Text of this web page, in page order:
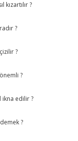
kızartılır ?
?
?
?
ikna edilir ?
?